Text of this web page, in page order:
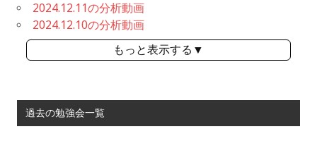
2024.12.11の分析動画
2024.12.10の分析動画
もっと表示する▼
過去の勉強会一覧